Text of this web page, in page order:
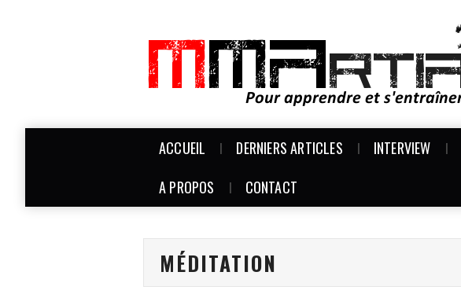
ACCUEIL DERNIERS ARTICLES INTERVIEW
A PROPOS
CONTACT
MÉDITATION